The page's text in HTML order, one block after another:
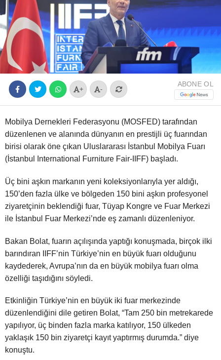
+ -
ABONE OL
Mobilya Dernekleri Federasyonu (MOSFED) tarafından
düzenlenen ve alanında dünyanın en prestijli üç fuarından
birisi olarak öne çıkan Uluslararası İstanbul Mobilya Fuarı
(İstanbul International Furniture Fair-IIFF) başladı.
Üç bini aşkın markanın yeni koleksiyonlarıyla yer aldığı,
150’den fazla ülke ve bölgeden 150 bini aşkın profesyonel
ziyaretçinin beklendiği fuar, Tüyap Kongre ve Fuar Merkezi
ile İstanbul Fuar Merkezi’nde eş zamanlı düzenleniyor.
Bakan Bolat, fuarın açılışında yaptığı konuşmada, birçok ilki
barındıran IIFF’nin Türkiye’nin en büyük fuarı olduğunu
kaydederek, Avrupa’nın da en büyük mobilya fuarı olma
özelliği taşıdığını söyledi.
Etkinliğin Türkiye’nin en büyük iki fuar merkezinde
düzenlendiğini dile getiren Bolat, “Tam 250 bin metrekarede
yapılıyor, üç binden fazla marka katılıyor, 150 ülkeden
yaklaşık 150 bin ziyaretçi kayıt yaptırmış durumda.” diye
konuştu.